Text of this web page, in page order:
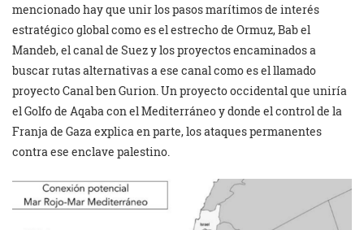
mencionado hay que unir los pasos marítimos de interés
estratégico global como es el estrecho de Ormuz, Bab el
Mandeb, el canal de Suez y los proyectos encaminados a
buscar rutas alternativas a ese canal como es el llamado
proyecto Canal ben Gurion. Un proyecto occidental que uniría
el Golfo de Aqaba con el Mediterráneo y donde el control de la
Franja de Gaza explica en parte, los ataques permanentes
contra ese enclave palestino.